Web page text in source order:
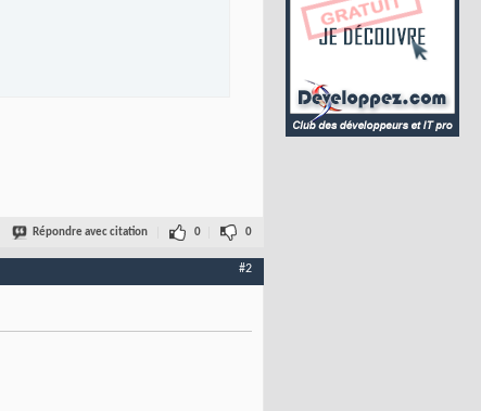
clients par BG 2006 S14.xls"
Répondre avec citation 0 0
#2